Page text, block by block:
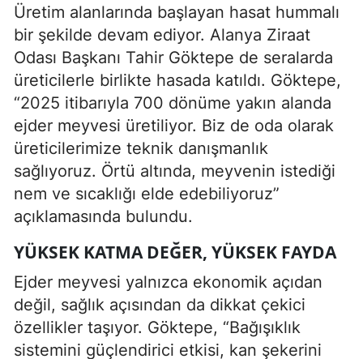
Üretim alanlarında başlayan hasat hummalı
bir şekilde devam ediyor. Alanya Ziraat
Odası Başkanı Tahir Göktepe de seralarda
üreticilerle birlikte hasada katıldı. Göktepe,
“2025 itibarıyla 700 dönüme yakın alanda
ejder meyvesi üretiliyor. Biz de oda olarak
üreticilerimize teknik danışmanlık
sağlıyoruz. Örtü altında, meyvenin istediği
nem ve sıcaklığı elde edebiliyoruz”
açıklamasında bulundu.
YÜKSEK KATMA DEĞER, YÜKSEK FAYDA
Ejder meyvesi yalnızca ekonomik açıdan
değil, sağlık açısından da dikkat çekici
özellikler taşıyor. Göktepe, “Bağışıklık
sistemini güçlendirici etkisi, kan şekerini